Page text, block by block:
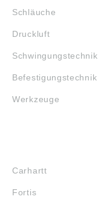
Schläuche
Druckluft
Schwingungstechnik
Befestigungstechnik
Werkzeuge
Carhartt
Fortis